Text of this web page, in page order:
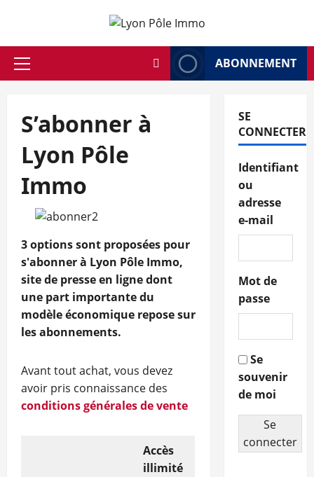
contenu
Menu
ABONNEMENT
S’abonner à
Lyon Pôle
Immo
3 options sont proposées pour
s'abonner à Lyon Pôle Immo,
site de presse en ligne dont
une part importante du
modèle économique repose sur
les abonnements.
Avant tout achat, vous devez
avoir pris connaissance des
conditions générales de vente
Accès
illimité
SE
CONNECTER
Identifiant
ou
adresse
e-mail
Mot de
passe
Se
souvenir
de moi
Se
connecter